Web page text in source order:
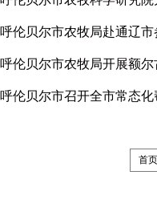
呼伦贝尔市农牧局赴通辽
呼伦贝尔市农牧局开展额
呼伦贝尔市召开全市常态
首页